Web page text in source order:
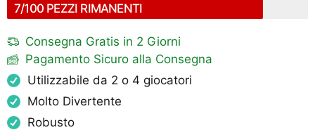
7/100 PEZZI RIMANENTI
Consegna Gratis in 2 Giorni
Pagamento Sicuro alla Consegna
Utilizzabile da 2 o 4 giocatori
Molto Divertente
Robusto